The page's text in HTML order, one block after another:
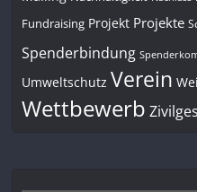
Fundraising Projekt Projekte
Spenderbindung
Umweltschutz Verein
Wettbewerb